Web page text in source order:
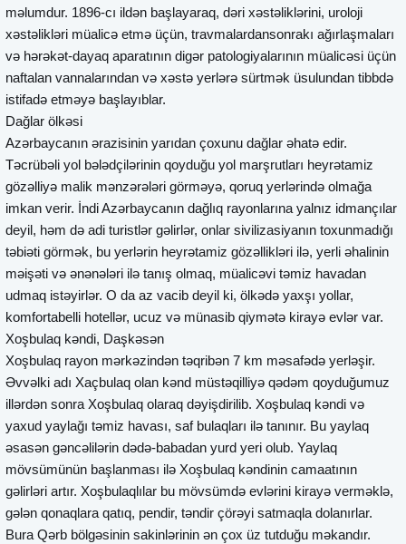
məlumdur. 1896-cı ildən başlayaraq, dəri xəstəliklərini, uroloji
xəstəlikləri müalicə etmə üçün, travmalardansonrakı ağırlaşmaları
və hərəkət-dayaq aparatının digər patologiyalarının müalicəsi üçün
naftalan vannalarından və xəstə yerlərə sürtmək üsulundan tibbdə
istifadə etməyə başlayıblar.
Dağlar ölkəsi
Azərbaycanın ərazisinin yarıdan çoxunu dağlar əhatə edir.
Təcrübəli yol bələdçilərinin qoyduğu yol marşrutları heyrətamiz
gözəlliyə malik mənzərələri görməyə, qoruq yerlərində olmağa
imkan verir. İndi Azərbaycanın dağlıq rayonlarına yalnız idmançılar
deyil, həm də adi turistlər gəlirlər, onlar sivilizasiyanın toxunmadığı
təbiəti görmək, bu yerlərin heyrətamiz gözəllikləri ilə, yerli əhalinin
məişəti və ənənələri ilə tanış olmaq, müalicəvi təmiz havadan
udmaq istəyirlər. O da az vacib deyil ki, ölkədə yaxşı yollar,
komfortabelli hotellər, ucuz və münasib qiymətə kirayə evlər var.
Xoşbulaq kəndi, Daşkəsən
Xoşbulaq rayon mərkəzindən təqribən 7 km məsafədə yerləşir.
Əvvəlki adı Xaçbulaq olan kənd müstəqilliyə qədəm qoyduğumuz
illərdən sonra Xoşbulaq olaraq dəyişdirilib. Xoşbulaq kəndi və
yaxud yaylağı təmiz havası, saf bulaqları ilə tanınır. Bu yaylaq
əsasən gəncəlilərin dədə-babadan yurd yeri olub. Yaylaq
mövsümünün başlanması ilə Xoşbulaq kəndinin camaatının
gəlirləri artır. Xoşbulaqlılar bu mövsümdə evlərini kirayə verməklə,
gələn qonaqlara qatıq, pendir, təndir çörəyi satmaqla dolanırlar.
Bura Qərb bölgəsinin sakinlərinin ən çox üz tutduğu məkandır.